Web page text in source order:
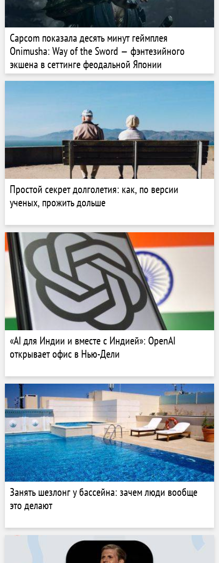
Capcom показала десять минут геймплея
Onimusha: Way of the Sword — фэнтезийного
экшена в сеттинге феодальной Японии
Простой секрет долголетия: как, по версии
ученых, прожить дольше
«AI для Индии и вместе с Индией»: OpenAI
открывает офис в Нью-Дели
Занять шезлонг у бассейна: зачем люди вообще
это делают